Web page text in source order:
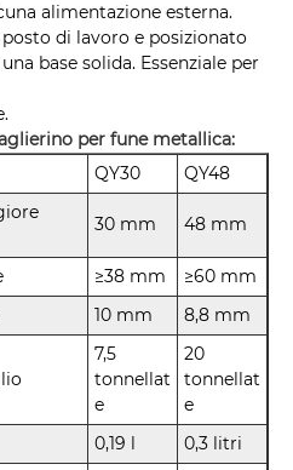
alimentazione esterna.
di lavoro e posizionato
base solida. Essenziale per
per fune metallica:
QY30
QY48
30 mm 48 mm
≥38 mm
≥60 mm
10 mm 8,8 mm
7,5
tonnellat
e
20
tonnellat
e
0,19 l
0,3 litri